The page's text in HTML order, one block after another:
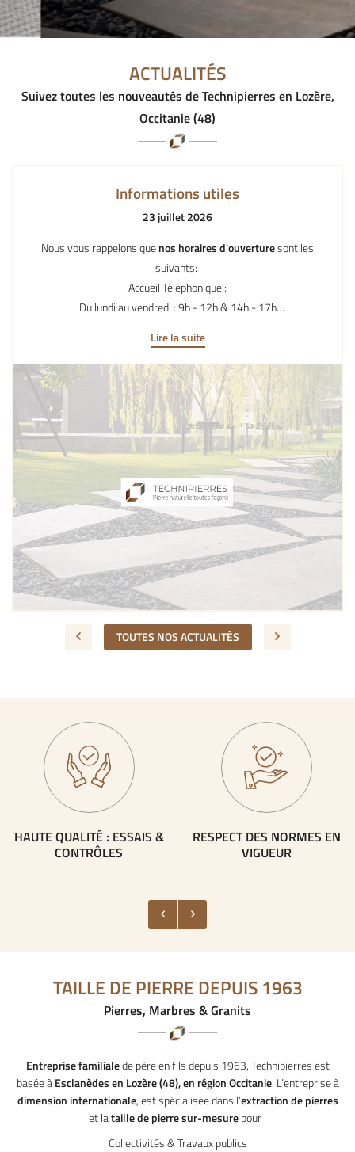
ACTUALITÉS
Suivez toutes les nouveautés de Technipierres en Lozère,
Occitanie (48)
Informations utiles
23 juillet 2026
Nous vous rappelons quenos horaires d'ouverturesont les
suivants:
Accueil Téléphonique :
Du lundi au vendredi : 9h - 12h & 14h - 17h
Ouverture Atelier :
Du lundi au vendredi : 8h - 12h & 14h - 15hVous pouvez retrouver
toutes nos prestations surnotre page dédiée.
Pour toutes questions, n'hésitez pas à nous contacter via notre
formulaire de contact ou par téléphone au04 66 48 21 03.
Pensez à nous ajouter (contact@technipierres.com) à vos
adresses pour faciliter nos échanges.
Nous vous souhaitons une agréable visite sur notre site, à bientôt.
L'équipe de Technipierres SAS
Lire la suite
TOUTES NOS ACTUALITÉS
HAUTE QUALITÉ : ESSAIS &
CONTRÔLES
RESPECT DES NORMES EN
VIGUEUR
TAILLE DE PIERRE DEPUIS 1963
Pierres, Marbres & Granits
Entreprise familialede père en fils depuis 1963, Technipierres est
basée àEsclanèdes en Lozère (48), en région Occitanie. L’entreprise à
dimension internationale, est spécialisée dans l’extraction de pierres
et lataille de pierre sur-mesurepour :
Collectivités & Travaux publics